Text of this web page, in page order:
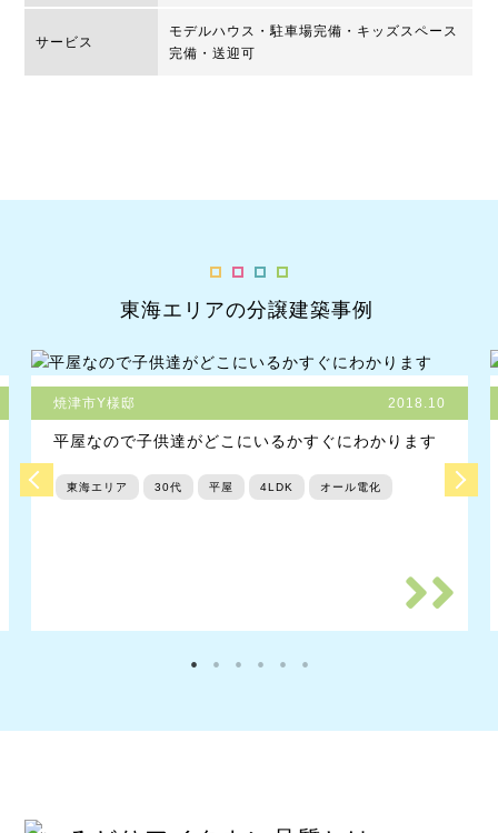
サービス
モデルハウス・駐車場完備・キッズスペース
完備・送迎可
東海エリアの分譲建築事例
焼津市Y様邸 2018.10
平屋なので子供達がどこにいるかすぐにわかります
東海エリア 30代 平屋 4LDK オール電化